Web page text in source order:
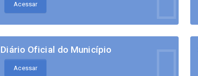
Acessar
Diário Oficial do Município
Acessar